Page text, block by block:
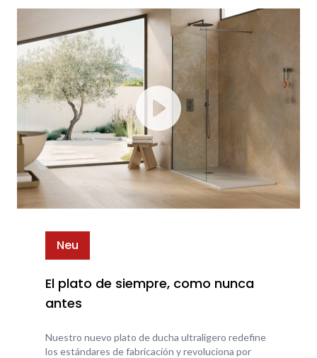
Neu
El plato de siempre, como nunca
antes
Nuestro nuevo plato de ducha ultraligero redefine
los estándares de fabricación y revoluciona por